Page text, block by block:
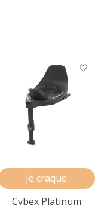
Je craque
Cybex Platinum